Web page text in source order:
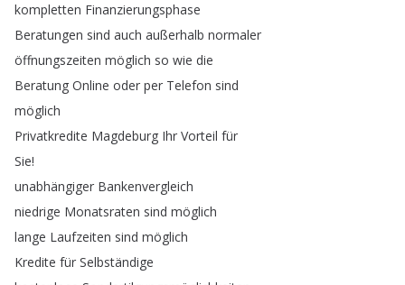
kompletten Finanzierungsphase
Beratungen sind auch außerhalb normaler
öffnungszeiten möglich so wie die
Beratung Online oder per Telefon sind
möglich
Privatkredite Magdeburg Ihr Vorteil für
Sie!
unabhängiger Bankenvergleich
niedrige Monatsraten sind möglich
lange Laufzeiten sind möglich
Kredite für Selbständige